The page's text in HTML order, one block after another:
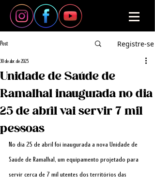
Post Registre-se
Unidade de Saúde de
Ramalhal inaugurada no dia
25 de abril vai servir 7 mil
pessoas
30 de abr. de 2025
No dia 25 de abril foi inaugurada a nova Unidade de
Saúde de Ramalhal, um equipamento projetado para
servir cerca de 7 mil utentes dos territórios das